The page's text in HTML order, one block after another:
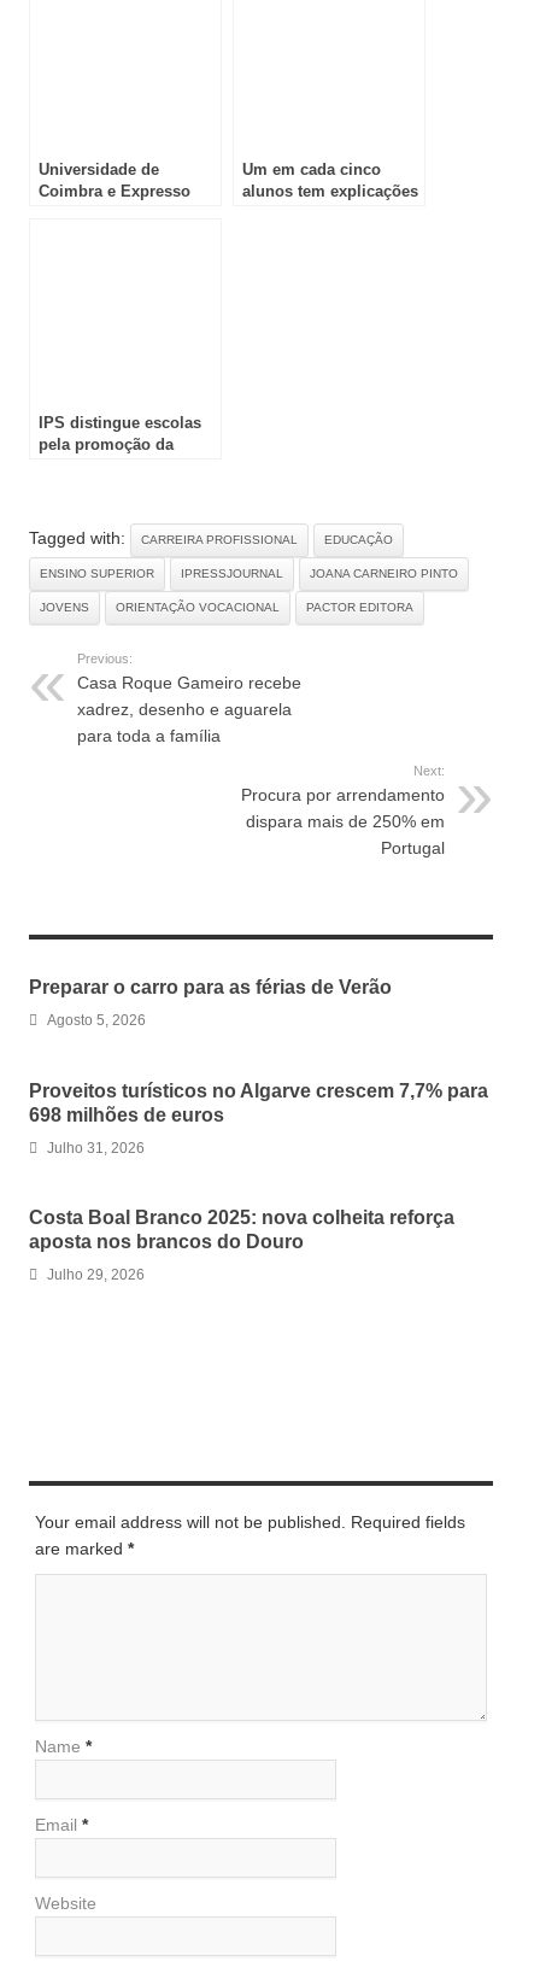
Universidade de
Coimbra e Expresso
Um em cada cinco
alunos tem explicações
IPS distingue escolas
pela promoção da
Tagged with: CARREIRA PROFISSIONAL EDUCAÇÃO
ENSINO SUPERIOR IPRESSJOURNAL JOANA CARNEIRO PINTO
JOVENS ORIENTAÇÃO VOCACIONAL PACTOR EDITORA
Previous:
Casa Roque Gameiro recebe
xadrez, desenho e aguarela
para toda a família
Next:
Procura por arrendamento
dispara mais de 250% em
Portugal
Preparar o carro para as férias de Verão
Agosto 5, 2026
Proveitos turísticos no Algarve crescem 7,7% para
698 milhões de euros
Julho 31, 2026
Costa Boal Branco 2025: nova colheita reforça
aposta nos brancos do Douro
Julho 29, 2026
Your email address will not be published. Required fields
are marked *
Name *
Email *
Website